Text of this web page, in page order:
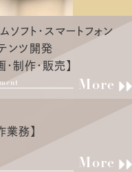
ソフト・スマートフォン
ンツ開発
・制作・販売】
More
業務】
More